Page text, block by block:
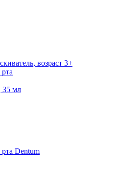
возраст 3+
35 мл
Dentum